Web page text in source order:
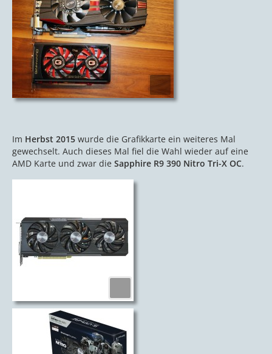
Im Herbst 2015 wurde die Grafikkarte ein weiteres Mal
gewechselt. Auch dieses Mal fiel die Wahl wieder auf eine
AMD Karte und zwar die Sapphire R9 390 Nitro Tri-X OC.